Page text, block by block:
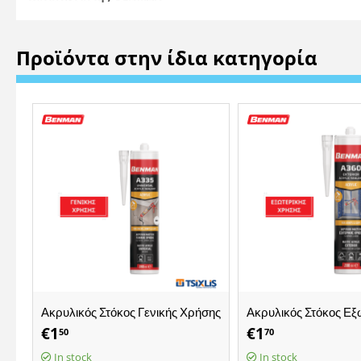
Προϊόντα στην ίδια κατηγορία
Ακρυλικός Στόκος Γενικής Χρήσης
A335 280ml BENMAN Λευκός -
(73184)
€1 50
In stock
Ακρυλικός Στόκος
Χρήσης A360 280ml
Λευκός - (73185)
€1 70
In stock